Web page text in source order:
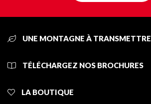
UNE MONTAGNE À TRANSMETTRE
TÉLÉCHARGEZ NOS BROCHURES
LA BOUTIQUE